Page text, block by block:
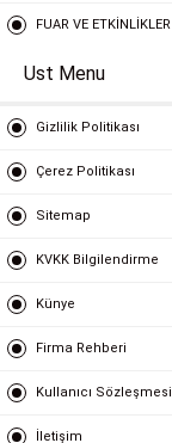
FUAR VE ETKİNLİKLER
Ust Menu
Gizlilik Politikası
Çerez Politikası
Sitemap
KVKK Bilgilendirme
Künye
Firma Rehberi
Kullanıcı Sözleşmesi
İletişim